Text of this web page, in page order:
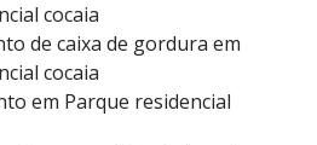
cocaia
de caixa de gordura em
cocaia
em Parque residencial